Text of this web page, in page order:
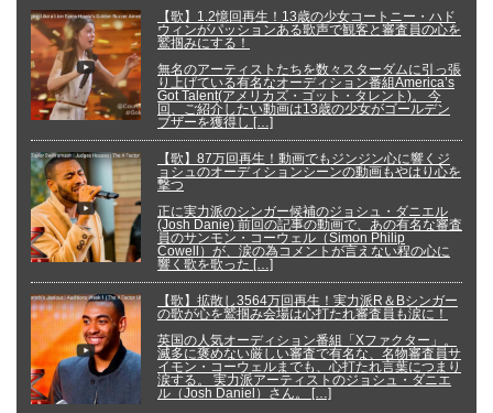
【歌】1.2憶回再生！13歳の少女コートニー・ハド
ウィンがパッションある歌声で観客と審査員の心を
鷲掴みにする！
無名のアーティストたちを数々スターダムに引っ張
り上げている有名なオーディション番組America’s
Got Talent(アメリカズ・ゴット・タレント)。 今
回、ご紹介したい動画は13歳の少女がゴールデン
ブザーを獲得し […]
【歌】87万回再生！動画でもジンジン心に響くジ
ョシュのオーディションシーンの動画もやはり心を
撃つ
正に実力派のシンガー候補のジョシュ・ダニエル
(Josh Danie) 前回の記事の動画で、あの有名な審査
員のサンモン・コーウェル（Simon Philip
Cowell）が、涙の為コメントが言えない程の心に
響く歌を歌った […]
【歌】拡散し3564万回再生！実力派R＆Bシンガー
の歌が心を鷲掴み会場は心打たれ審査員も涙に！
英国の人気オーディション番組「Xファクター」。
滅多に褒めない厳しい審査で有名な、名物審査員サ
イモン・コーウェルまでも、心打たれ言葉につまり
涙する。 実力派アーティストのジョシュ・ダニエ
ル（Josh Daniel）さん。 […]